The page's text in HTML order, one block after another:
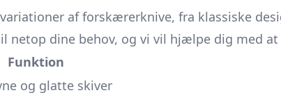
af forskærerknive, fra klassiske
netop dine behov, og vi vil hjælpe dig med
Funktion
og glatte skiver